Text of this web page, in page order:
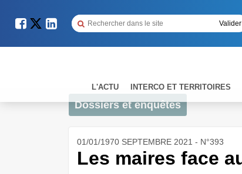
L'ACTU INTERCO ET TERRITOIRES
Dossiers et enquêtes
01/01/1970 SEPTEMBRE 2021 - N°393
Les maires face